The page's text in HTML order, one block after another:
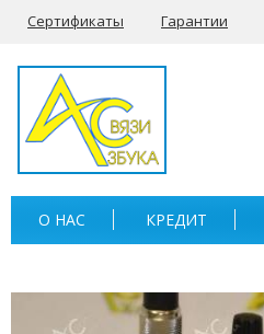
Сертификаты Гарантии
О НАС КРЕДИТ